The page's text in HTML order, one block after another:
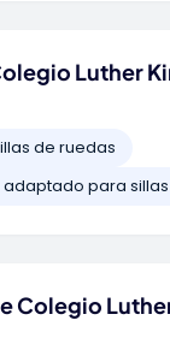
Luther
de ruedas
para
Colegio